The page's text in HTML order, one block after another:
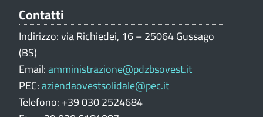
Contatti
Indirizzo: via Richiedei, 16 – 25064 Gussago
(BS)
Email:amministrazione@pdzbsovest.it
PEC:aziendaovestsolidale@pec.it
Telefono: +39 030 2524684